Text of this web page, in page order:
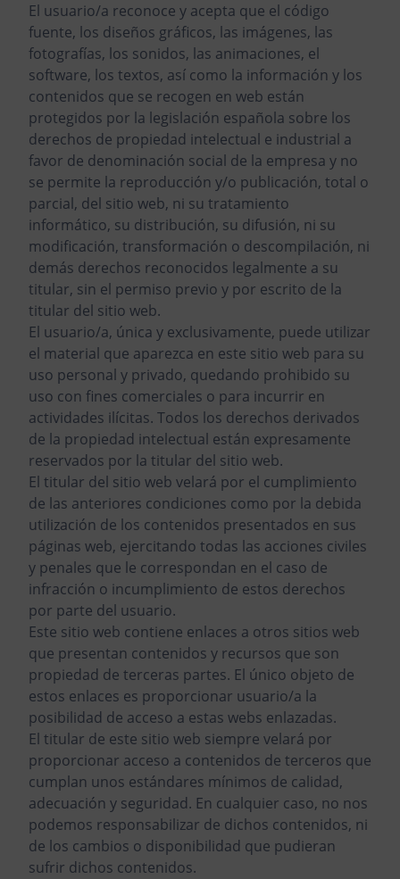
El usuario/a reconoce y acepta que el código
fuente, los diseños gráficos, las imágenes, las
fotografías, los sonidos, las animaciones, el
software, los textos, así como la información y los
contenidos que se recogen en web están
protegidos por la legislación española sobre los
derechos de propiedad intelectual e industrial a
favor de denominación social de la empresa y no
se permite la reproducción y/o publicación, total o
parcial, del sitio web, ni su tratamiento
informático, su distribución, su difusión, ni su
modificación, transformación o descompilación, ni
demás derechos reconocidos legalmente a su
titular, sin el permiso previo y por escrito de la
titular del sitio web.
El usuario/a, única y exclusivamente, puede utilizar
el material que aparezca en este sitio web para su
uso personal y privado, quedando prohibido su
uso con fines comerciales o para incurrir en
actividades ilícitas. Todos los derechos derivados
de la propiedad intelectual están expresamente
reservados por la titular del sitio web.
El titular del sitio web velará por el cumplimiento
de las anteriores condiciones como por la debida
utilización de los contenidos presentados en sus
páginas web, ejercitando todas las acciones civiles
y penales que le correspondan en el caso de
infracción o incumplimiento de estos derechos
por parte del usuario.
Este sitio web contiene enlaces a otros sitios web
que presentan contenidos y recursos que son
propiedad de terceras partes. El único objeto de
estos enlaces es proporcionar usuario/a la
posibilidad de acceso a estas webs enlazadas.
El titular de este sitio web siempre velará por
proporcionar acceso a contenidos de terceros que
cumplan unos estándares mínimos de calidad,
adecuación y seguridad. En cualquier caso, no nos
podemos responsabilizar de dichos contenidos, ni
de los cambios o disponibilidad que pudieran
sufrir dichos contenidos.